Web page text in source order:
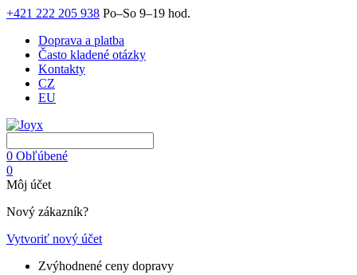
+421 222 205 938 Po–So 9–19 hod.
Doprava a platba
Často kladené otázky
Kontakty
CZ
EU
0 Obľúbené
0
Môj účet
Nový zákazník?
Vytvoriť nový účet
Zvýhodnené ceny dopravy